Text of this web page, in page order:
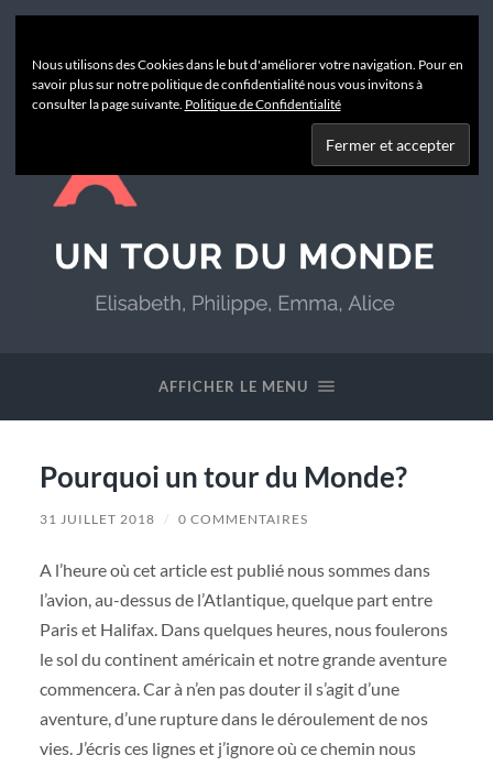
AFFICHER LE MENU
Pourquoi un tour du Monde?
31 JUILLET 2018 / 0 COMMENTAIRES
A l’heure où cet article est publié nous sommes dans
l’avion, au-dessus de l’Atlantique, quelque part entre
Paris et Halifax. Dans quelques heures, nous foulerons
le sol du continent américain et notre grande aventure
commencera. Car à n’en pas douter il s’agit d’une
aventure, d’une rupture dans le déroulement de nos
vies. J’écris ces lignes et j’ignore où ce chemin nous
Nous utilisons des Cookies dans le but d'améliorer votre navigation. Pour en
savoir plus sur notre politique de confidentialité nous vous invitons à
consulter la page suivante. Politique de Confidentialité